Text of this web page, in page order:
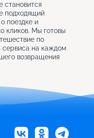
становится
подходящий
поездке и
кликов. Мы готовы
по
сервиса на каждом
возвращения